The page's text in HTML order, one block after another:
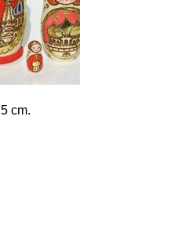
cm.